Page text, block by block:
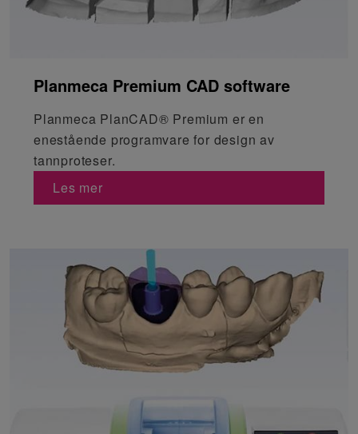
Planmeca Premium CAD software
Planmeca PlanCAD® Premium er en
enestående programvare for design av
tannproteser.
Les mer